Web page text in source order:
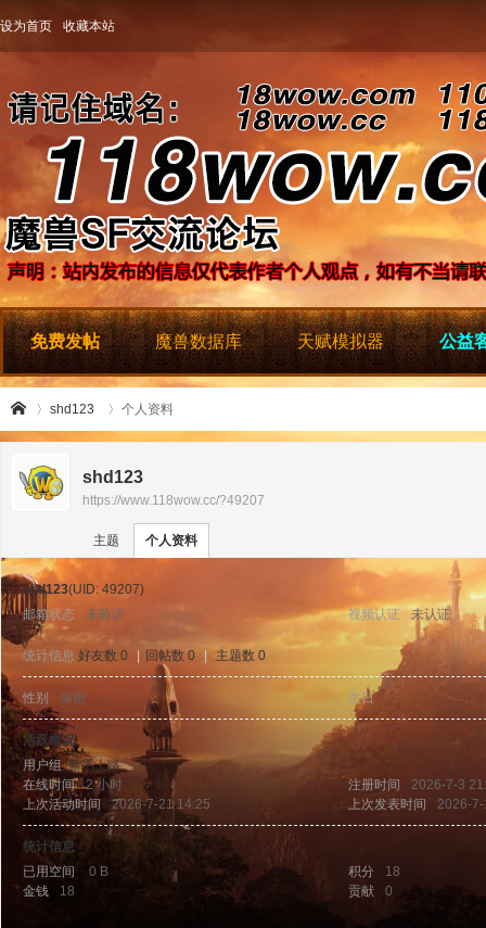
设为首页 收藏本站
免费发帖 魔兽数据库 天赋模拟器 公益
8w
shd123
›
个人资料
shd123
https://www.118wow.cc/?49207
主题 个人资料
shd123(UID: 49207)
邮箱状态
未验证 视频认证 未认证
统计信息 好友数 0 回帖数 0 主题数 0
性别 保密 生日 -
活跃概况
用户组新手上路
在线时间
2 小时 注册时间
2026-7-3
上次活动时间
2026-7-21 14:25 上次发表时间 2026-
统计信息
已用空间
0 B 积分
18
金钱
18 贡献 0